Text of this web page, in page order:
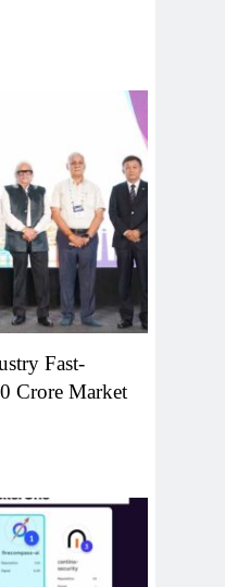
Fast-
Crore Market